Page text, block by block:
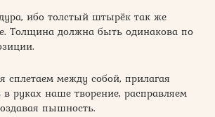
ибо толстый штырёк так же
Толщина должна быть одинакова по
сплетаем между собой, прилагая
руках наше творение, расправляем
пышность.